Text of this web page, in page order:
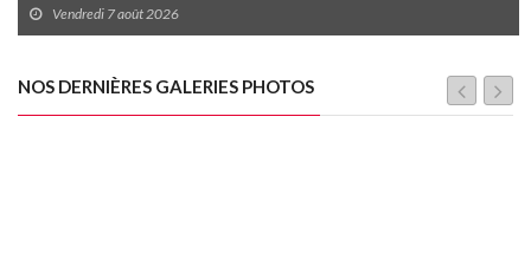
Vendredi 7 août 2026
NOS DERNIÈRES GALERIES PHOTOS